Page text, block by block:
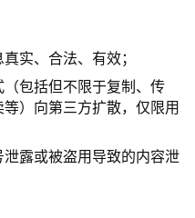
实、合法、有效；
包括但不限于复制、传
）向第三方扩散，仅限用
露或被盗用导致的内容泄